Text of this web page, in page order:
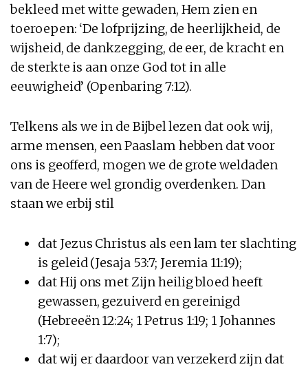
bekleed met witte gewaden, Hem zien en
toeroepen: ‘De lofprijzing, de heerlijkheid, de
wijsheid, de dankzegging, de eer, de kracht en
de sterkte is aan onze God tot in alle
eeuwigheid’ (Openbaring 7:12).
Telkens als we in de Bijbel lezen dat ook wij,
arme mensen, een Paaslam hebben dat voor
ons is geofferd, mogen we de grote weldaden
van de Heere wel grondig overdenken. Dan
staan we erbij stil
dat Jezus Christus als een lam ter slachting
is geleid (Jesaja 53:7; Jeremia 11:19);
dat Hij ons met Zijn heilig bloed heeft
gewassen, gezuiverd en gereinigd
(Hebreeën 12:24; 1 Petrus 1:19; 1 Johannes
1:7);
dat wij er daardoor van verzekerd zijn dat